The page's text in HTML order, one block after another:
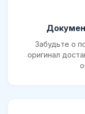
Забудьте о
оригинал